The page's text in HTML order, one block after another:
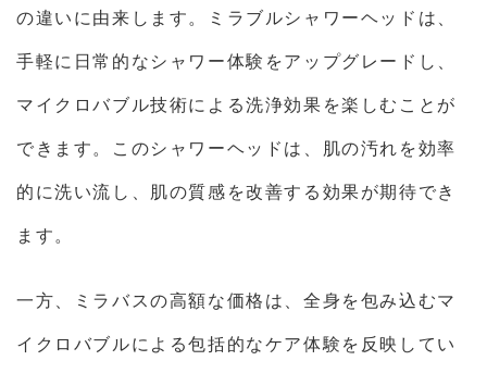
の違いに由来します。ミラブルシャワーヘッドは、
手軽に日常的なシャワー体験をアップグレードし、
マイクロバブル技術による洗浄効果を楽しむことが
できます。このシャワーヘッドは、肌の汚れを効率
的に洗い流し、肌の質感を改善する効果が期待でき
ます。
一方、ミラバスの高額な価格は、全身を包み込むマ
イクロバブルによる包括的なケア体験を反映してい